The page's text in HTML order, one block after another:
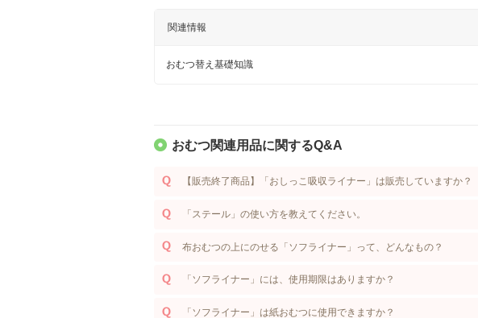
関連情報
おむつ替え基礎知識
おむつ関連用品に関するQ&A
【販売終了商品】「おしっこ吸収ライナー」は販売していますか？
「ステール」の使い方を教えてください。
布おむつの上にのせる「ソフライナー」って、どんなもの？
「ソフライナー」には、使用期限はありますか？
「ソフライナー」は紙おむつに使用できますか？